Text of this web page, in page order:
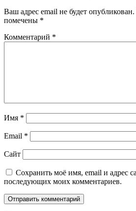
Ваш адрес email не будет опубликован.
помечены *
Комментарий *
Имя *
Email *
Сайт
Сохранить моё имя, email и адрес
последующих моих комментариев.